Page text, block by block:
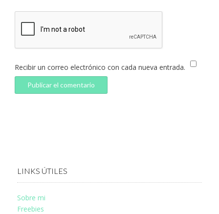
Recibir un correo electrónico con cada nueva entrada.
LINKS ÚTILES
Sobre mi
Freebies